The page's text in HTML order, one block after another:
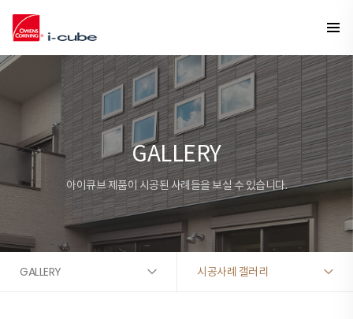
GALLERY
아이큐브 제품이 시공된 사례들을 보실 수 있습니다.
GALLERY 시공사례 갤러리